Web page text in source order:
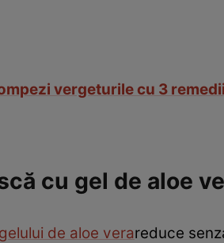
vergeturile cu 3
cu gel de aloe
gelului de aloe verareduce